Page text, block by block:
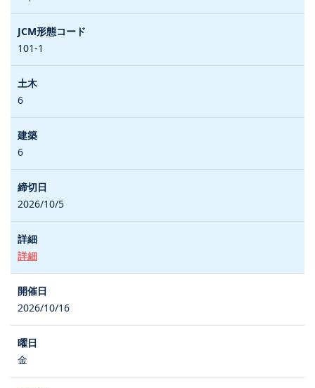
101-1
6
6
2026/10/5
詳細
2026/10/16
金